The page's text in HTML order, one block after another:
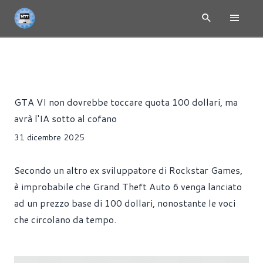
GTA VI non dovrebbe toccare quota 100 dollari, ma
avrà l'IA sotto al cofano
31 dicembre 2025
Secondo un altro ex sviluppatore di Rockstar Games,
è improbabile che Grand Theft Auto 6 venga lanciato
ad un prezzo base di 100 dollari, nonostante le voci
che circolano da tempo.